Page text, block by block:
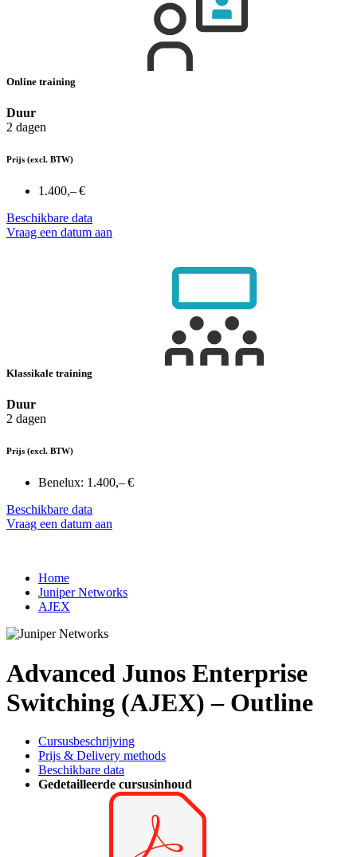
Online training
Duur
2 dagen
Prijs (excl. BTW)
1.400,– €
Beschikbare data
Vraag een datum aan
Klassikale training
Duur
2 dagen
Prijs (excl. BTW)
Benelux: 1.400,– €
Beschikbare data
Vraag een datum aan
Home
Juniper Networks
AJEX
Advanced Junos Enterprise
Switching (AJEX) – Outline
Cursusbeschrijving
Prijs & Delivery methods
Beschikbare data
Gedetailleerde cursusinhoud